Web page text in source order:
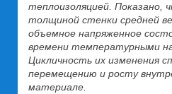
теплоизоляцией. Показано,
толщиной стенки средней
объемное напряженное
времени температурными
Цикличность их изменения
перемещению и росту
материале.